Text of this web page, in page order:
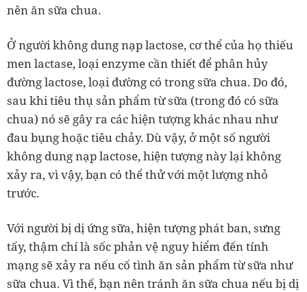
nên ăn sữa chua.
Ở người không dung nạp lactose, cơ thể của họ thiếu
men lactase, loại enzyme cần thiết để phân hủy
đường lactose, loại đường có trong sữa chua. Do đó,
sau khi tiêu thụ sản phẩm từ sữa (trong đó có sữa
chua) nó sẽ gây ra các hiện tượng khác nhau như
đau bụng hoặc tiêu chảy. Dù vậy, ở một số người
không dung nạp lactose, hiện tượng này lại không
xảy ra, vì vậy, bạn có thể thử với một lượng nhỏ
trước.
Với người bị dị ứng sữa, hiện tượng phát ban, sưng
tấy, thậm chí là sốc phản vệ nguy hiểm đến tính
mạng sẽ xảy ra nếu cố tình ăn sản phẩm từ sữa như
sữa chua. Vì thế, bạn nên tránh ăn sữa chua nếu bị dị